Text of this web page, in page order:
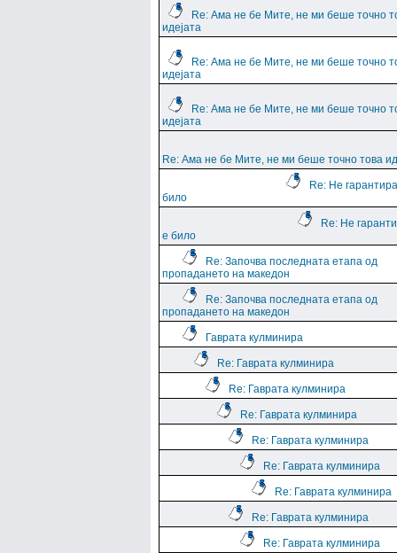
Re: Ама не бе Мите, не ми беше точно
идејата
Re: Ама не бе Мите, не ми беше точно
идејата
Re: Ама не бе Мите, не ми беше точно
идејата
Re: Ама не бе Мите, не ми беше точно това
Re: Не
било
Re: Не
е било
Re: Започва последната етапа од
пропадането на македон
Re: Започва последната етапа од
пропадането на македон
Гаврата кулминира
Re: Гаврата кулминира
Re: Гаврата кулминира
Re: Гаврата кулминира
Re: Гаврата кулминира
Re: Гаврата кулминира
Re: Гаврата кулминира
Re: Гаврата кулминира
Re: Гаврата кулминира